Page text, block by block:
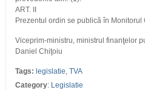
ART. II
Prezentul ordin se publică în
Viceprim-ministru, ministrul finanţelor
Daniel Chiţoiu
Tags: legislatie, TVA
Category: Legislatie